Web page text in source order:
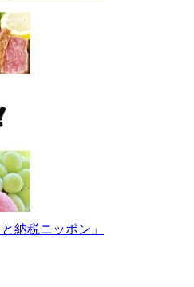
納税ニッポン」